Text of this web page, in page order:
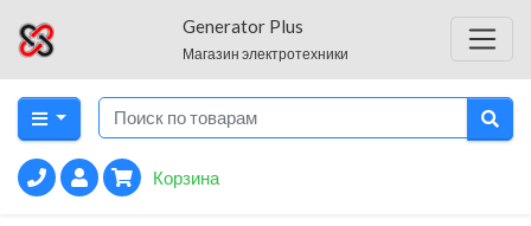
Generator Plus
Магазин электротехники
Корзина